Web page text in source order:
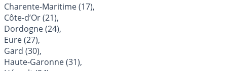
Charente-Maritime (17),
Côte-d’Or (21),
Dordogne (24),
Eure (27),
Gard (30),
Haute-Garonne (31),